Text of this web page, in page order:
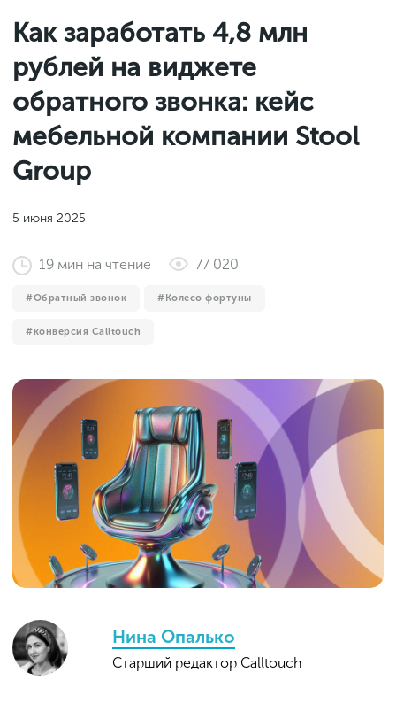
Услуги
Фитнес
2019
2018
2017
2016
Финансы и бухгалтерия
Законы и документы
Старт и идеи
Инструменты и сервисы
Продажи и маркетплейсы
Словарь маркетолога
Как заработать 4,8 млн
рублей на виджете
обратного звонка: кейс
мебельной компании Stool
Group
5 июня 2025
19 мин на чтение 77 020
Обратный звонок Колесо фортуны
конверсия Calltouch
Нина Опалько
Старший редактор Calltouch